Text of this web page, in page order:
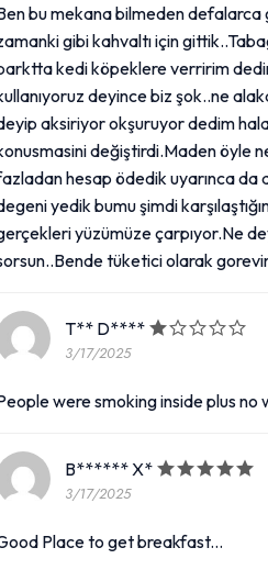
bu mekana bilmeden defalarca
gibi kahvaltı için
kedi köpeklere verririm
deyince biz şok..ne
aksiriyor okşuruyor dedim
değiştirdi.Maden öyle
hesap ödedik uyarınca da
yedik bumu şimdi
yüzümüze çarpıyor.Ne
tüketici olarak
T** D****
3/17/2025
were smoking inside plus no
B****** X*
3/17/2025
Place to get breakfast...